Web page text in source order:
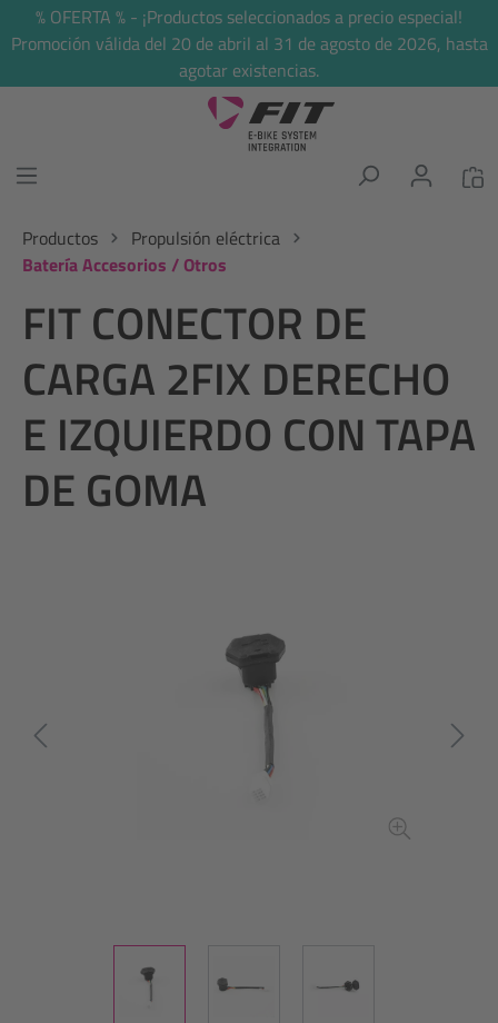
principal
% OFERTA % - ¡Productos seleccionados a precio especial!
Promoción válida del 20 de abril al 31 de agosto de 2026, hasta
agotar existencias.
Productos
Propulsión eléctrica
Batería Accesorios / Otros
FIT CONECTOR DE
CARGA 2FIX DERECHO
E IZQUIERDO CON TAPA
DE GOMA